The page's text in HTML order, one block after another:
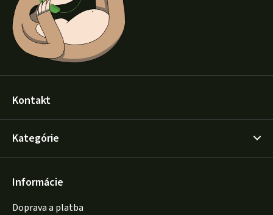
Kontakt
Kategórie
Informácie
Doprava a platba